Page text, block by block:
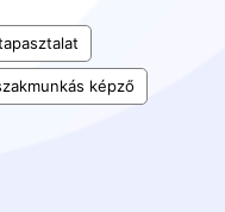
képző